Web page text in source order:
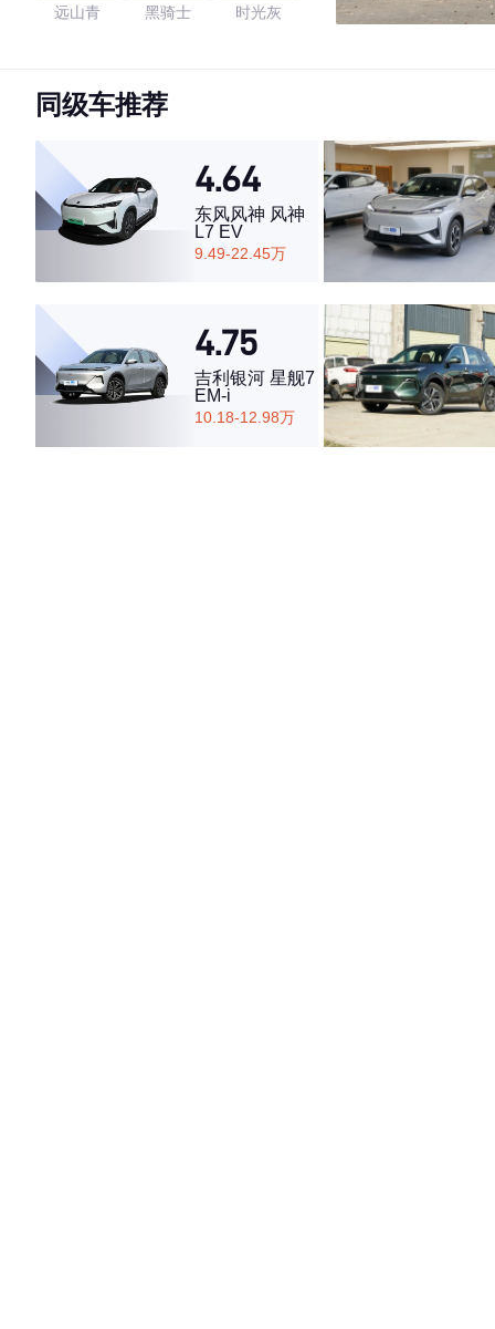
远山青 黑骑士 时光灰
4.79
·外观表现较为优秀，优于60%同级车
·内饰表现较为优秀，优于66%同级车
·空间表现较为优秀，优于76%同级车
同级车推荐
4.64
东风风神 风神
L7 EV
9.49-22.45万
4.75
吉利银河 星舰7
EM-i
10.18-12.98万